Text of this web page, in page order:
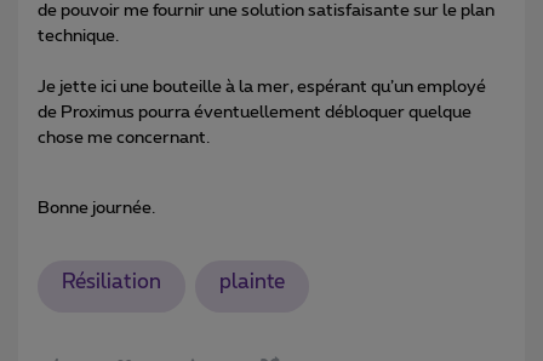
de pouvoir me fournir une solution satisfaisante sur le plan
technique.
Je jette ici une bouteille à la mer, espérant qu’un employé
de Proximus pourra éventuellement débloquer quelque
chose me concernant.
Bonne journée.
Résiliation plainte